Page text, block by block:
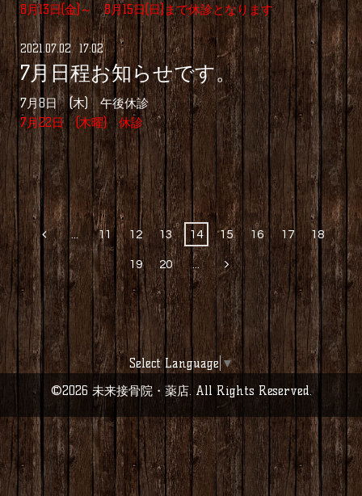
8月13日(金)～ 8月15日(日)まで休診となります
2021.07.02 17:02
7月日程お知らせです。
7月8日 (木) 午後休診
7月22日 (木曜) 休診
... 11 12 13 14 15 16 17 18
19 20 ...
Select Language ▼
©2026 未来接骨院・薬店. All Rights Reserved.